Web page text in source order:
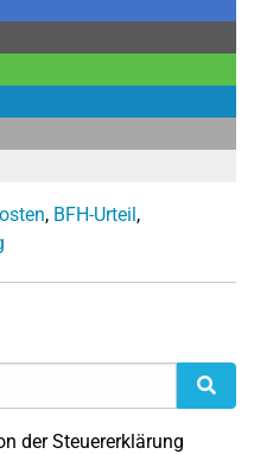
, BFH-Urteil,
der Steuererklärung